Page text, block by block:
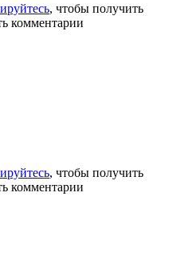
, чтобы получить
комментарии
, чтобы получить
комментарии